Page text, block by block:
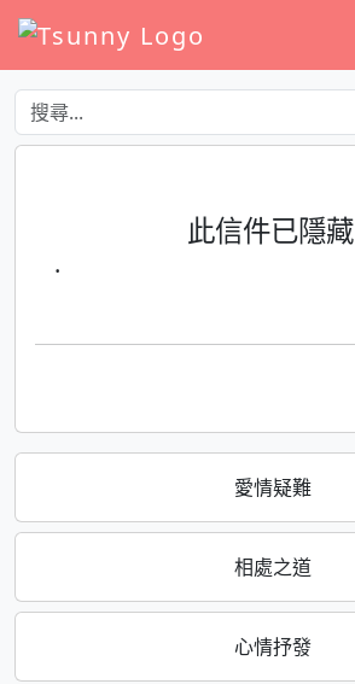
愛情疑難
相處之道
心情抒發
此信件已隱藏
·